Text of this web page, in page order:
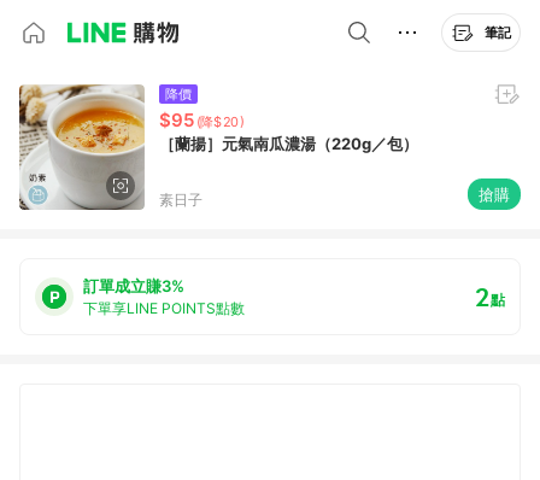
筆記
降價
$95 (降$20)
［蘭揚］元氣南瓜濃湯（220g／包）
素日子 搶購
訂單成立賺3%
下單享LINE POINTS點數 2點